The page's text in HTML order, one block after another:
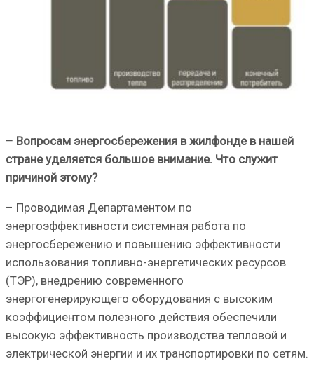
– Вопросам энергосбережения в жилфонде в нашей
стране уделяется большое внимание. Что служит
причиной этому?
– Проводимая Департаментом по
энергоэффективности системная работа по
энергосбережению и повышению эффективности
использования топливно-энергетических ресурсов
(ТЭР), внедрению современного
энергогенерирующего оборудования с высоким
коэффициентом полезного действия обеспечили
высокую эффективность производства тепловой и
электрической энергии и их транспортировки по сетям.